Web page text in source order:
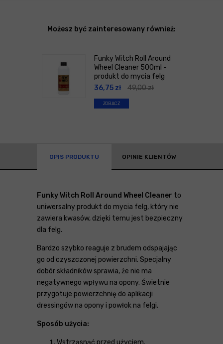
Możesz być zainteresowany również:
Funky Witch Roll Around
Wheel Cleaner 500ml -
produkt do mycia felg
36,75 zł 49,00zł
ZOBACZ
OPIS PRODUKTU OPINIE KLIENTÓW
Funky Witch Roll Around Wheel Cleaner to
uniwersalny produkt do mycia felg, który nie
zawiera kwasów, dzięki temu jest bezpieczny
dla felg.
Bardzo szybko reaguje z brudem odspajając
go od czyszczonej powierzchni. Specjalny
dobór składników sprawia, że nie ma
negatywnego wpływu na opony. Świetnie
przygotuje powierzchnię do aplikacji
dressingów na opony i powłok na felgi.
Sposób użycia:
Wstrząsnąć przed użyciem.